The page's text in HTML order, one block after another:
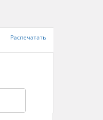
Распечатать